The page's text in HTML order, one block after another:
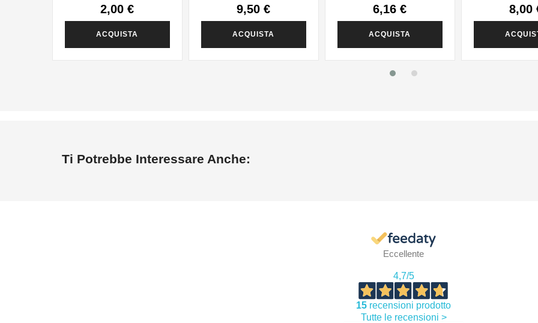
2,00 €
ACQUISTA
9,50 €
ACQUISTA
6,16 €
ACQUISTA
8,00
Ti Potrebbe Interessare Anche:
Eccellente
4,7/5
15 recensioni prodotto
Tutte le recensioni >